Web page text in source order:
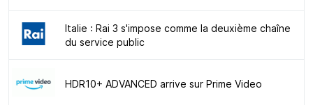
Italie : Rai 3 s'impose comme la deuxième chaîne
du service public
HDR10+ ADVANCED arrive sur Prime Video